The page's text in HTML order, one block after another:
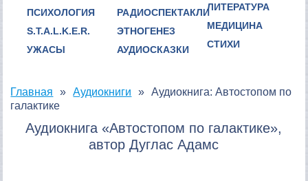
ПСИХОЛОГИЯ
S.T.A.L.K.E.R.
УЖАСЫ
РАДИОСПЕКТАКЛИ
ЭТНОГЕНЕЗ
АУДИОСКАЗКИ
ЛИТЕРАТУРА
МЕДИЦИНА
СТИХИ
Главная Аудиокниги
Аудиокнига: Автостопом по
галактике
Аудиокнига «Автостопом по галактике»,
автор Дуглас Адамс